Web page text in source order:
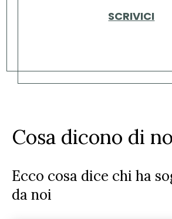
SCRIVICI
Cosa dicono di
Ecco cosa dice chi ha
da noi